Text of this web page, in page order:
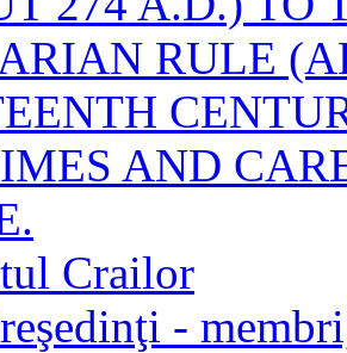
RULE
AND
Crailor
-